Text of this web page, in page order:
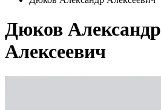
Дюков Александр
Алексеевич